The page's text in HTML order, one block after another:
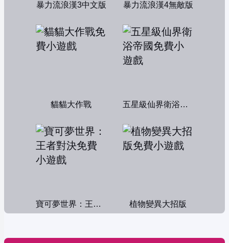
暴力流浪漢3中文版 暴力流浪漢4無敵版
貓貓大作戰 五星級仙界衛浴帝國
寶可夢世界：王者對決 植物變異大招版